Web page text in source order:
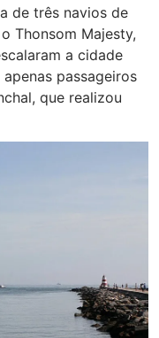
de três navios de
Thonsom Majesty,
a cidade
passageiros
que realizou